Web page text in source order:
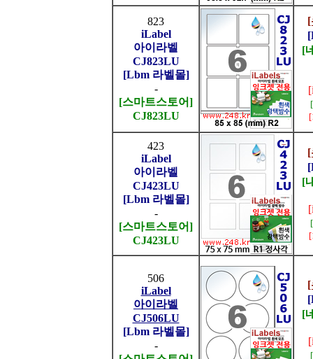
823
iLabel
아이라벨
CJ823LU
[Lbm 라벨몰]
-
[스마트스토어]
CJ823LU
[
[
423
iLabel
아이라벨
CJ423LU
[Lbm 라벨몰]
-
[스마트스토어]
CJ423LU
[
[
506
iLabel
아이라벨
CJ506LU
[Lbm 라벨몰]
-
[
[